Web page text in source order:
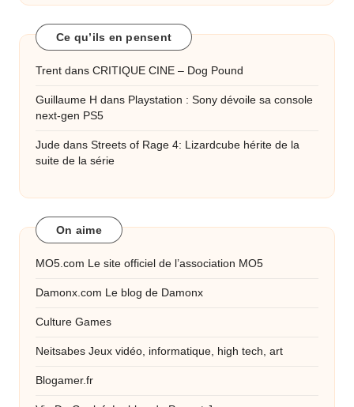
Ce qu’ils en pensent
Trent dans CRITIQUE CINE – Dog Pound
Guillaume H dans Playstation : Sony dévoile sa console
next-gen PS5
Jude dans Streets of Rage 4: Lizardcube hérite de la
suite de la série
On aime
MO5.com Le site officiel de l’association MO5
Damonx.com Le blog de Damonx
Culture Games
Neitsabes Jeux vidéo, informatique, high tech, art
Blogamer.fr